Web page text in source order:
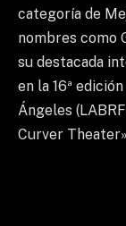
categoría de
nombres como
su destacada
en la 16ª
Ángeles
Curver